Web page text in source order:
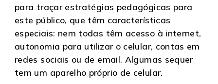
para traçar estratégias pedagógicas para
este público, que têm características
especiais: nem todas têm acesso à internet,
autonomia para utilizar o celular, contas em
redes sociais ou de email. Algumas sequer
tem um aparelho próprio de celular.